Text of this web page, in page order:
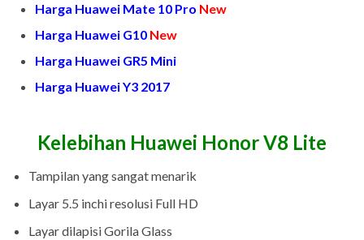
Harga Huawei Mate 10 Pro New
Harga Huawei G10 New
Harga Huawei GR5 Mini
Harga Huawei Y3 2017
Kelebihan Huawei Honor V8 Lite
Tampilan yang sangat menarik
Layar 5.5 inchi resolusi Full HD
Layar dilapisi Gorila Glass